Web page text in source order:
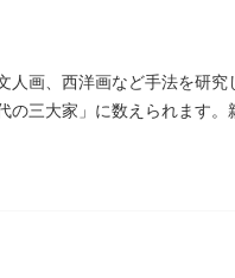
画、西洋画など手法を研
三大家」に数えられます